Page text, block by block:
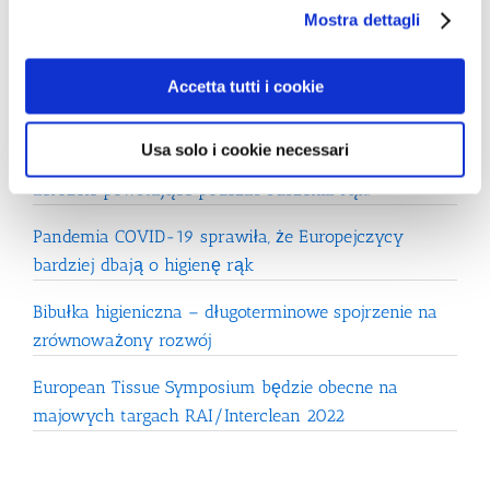
Mostra dettagli
Accetta tutti i cookie
Usa solo i cookie necessari
Wspólne oświadczenie zespołu ekspertów na temat
higienicznego osuszania dłoni
Ocena możliwości skażenia wirusowego przez
Pandemia COVID-19 sprawiła, że Europejczycy
bardziej dbają o higienę rąk
Bibułka higieniczna – długoterminowe spojrzenie na
zrównoważony rozwój
European Tissue Symposium będzie obecne na
majowych targach RAI/Interclean 2022